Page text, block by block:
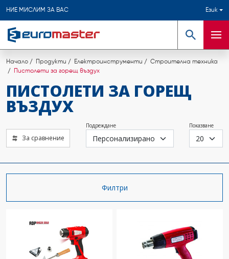
НИЕ МИСЛИМ ЗА ВАС Език
Търсене
Начало Продукти Електроинструменти
Строителна техника
Пистолети за горещ въздух
ПИСТОЛЕТИ ЗА ГОРЕЩ
ВЪЗДУХ
За сравнение
Подреждане Показване
Филтри